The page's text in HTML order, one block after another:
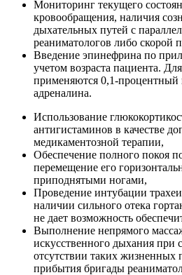
Мониторинг текущего
кровообращения, наличия
дыхательных путей с
реаниматологов либо скорой
Введение эпинефрина по
учетом возраста пациента.
применяются 0,1-процентный
адреналина.
Использование
антигистаминов в качестве
медикаментозной терапии,
Обеспечение полного покоя
перемещение его
приподнятыми ногами,
Проведение интубации
наличии сильного отека
не дает возможность
Выполнение непрямого
искусственного дыхания при
отсутствии таких жизненных
прибытия бригады